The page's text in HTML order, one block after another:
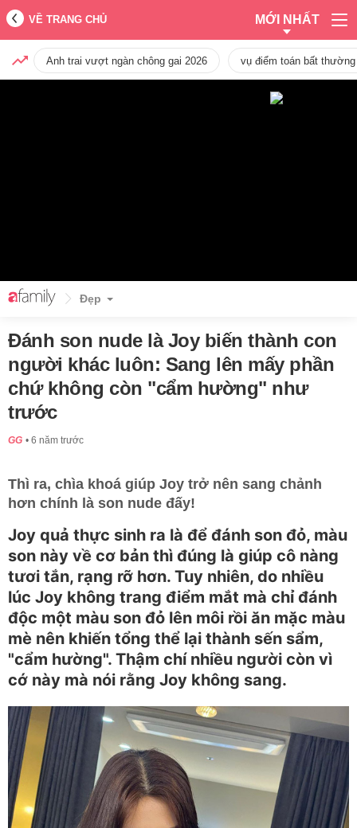
VỀ TRANG CHỦ MỚI NHẤT
Anh trai vượt ngàn chông gai 2026 vụ điểm toán bất
Đẹp
Đánh son nude là Joy biến thành con
người khác luôn: Sang lên mấy phần
chứ không còn "cẩm hường" như
trước
GG 6 năm trước
Thì ra, chìa khoá giúp Joy trở nên sang chảnh
hơn chính là son nude đấy!
Joy quả thực sinh ra là để đánh son đỏ, màu
son này về cơ bản thì đúng là giúp cô nàng
tươi tắn, rạng rỡ hơn. Tuy nhiên, do nhiều
lúc Joy không trang điểm mắt mà chỉ đánh
độc một màu son đỏ lên môi rồi ăn mặc màu
mè nên khiến tổng thể lại thành sến sẩm,
"cẩm hường". Thậm chí nhiều người còn vì
cớ này mà nói rằng Joy không sang.